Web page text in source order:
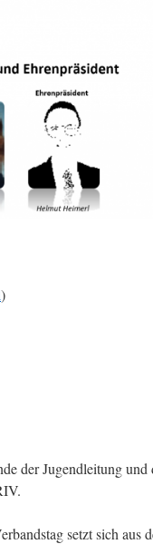
)
der Jugendleitung und
setzt sich aus